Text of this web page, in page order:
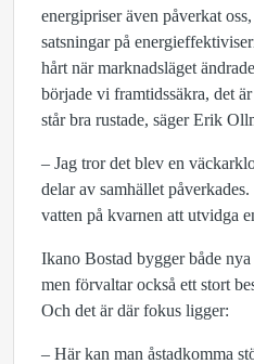
energipriser även påverkat
satsningar på
hårt när marknadsläget
började vi framtidssäkra, det
står bra rustade, säger Erik
– Jag tror det blev en
delar av samhället
vatten på kvarnen att utvidga
Ikano Bostad bygger både nya
men förvaltar också ett stort
Och det är där fokus ligger:
– Här kan man åstadkomma